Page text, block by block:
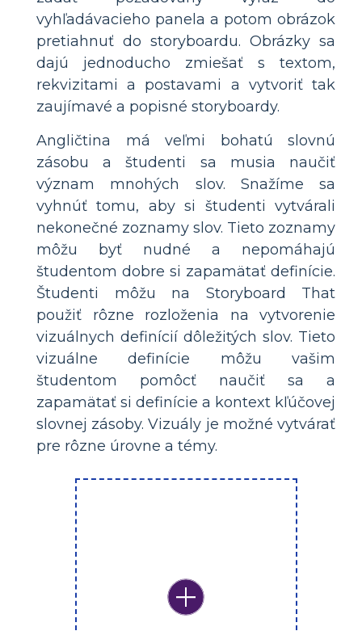
vyhľadávacieho panela a potom obrázok
pretiahnuť do storyboardu. Obrázky sa
dajú jednoducho zmiešať s textom,
rekvizitami a postavami a vytvoriť tak
zaujímavé a popisné storyboardy.
Angličtina má veľmi bohatú slovnú
zásobu a študenti sa musia naučiť
význam mnohých slov. Snažíme sa
vyhnúť tomu, aby si študenti vytvárali
nekonečné zoznamy slov. Tieto zoznamy
môžu byť nudné a nepomáhajú
študentom dobre si zapamätať definície.
Študenti môžu na Storyboard That
použiť rôzne rozloženia na vytvorenie
vizuálnych definícií dôležitých slov. Tieto
vizuálne definície môžu vašim
študentom pomôcť naučiť sa a
zapamätať si definície a kontext kľúčovej
slovnej zásoby. Vizuály je možné vytvárať
pre rôzne úrovne a témy.